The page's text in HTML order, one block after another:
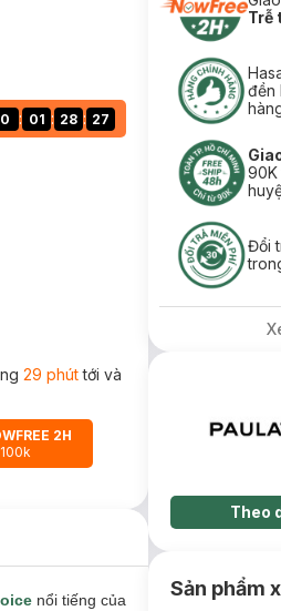
0 : 01 : 28 : 26
29 phúttới và
2H
nổi tiếng của
Trễ
Đổi
Theo
Sản phẩm